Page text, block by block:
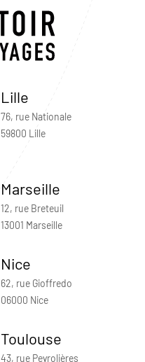
Lille
76, rue Nationale
59800 Lille
Marseille
12, rue Breteuil
13001 Marseille
Nice
62, rue Gioffredo
06000 Nice
Toulouse
43, rue Peyrolières